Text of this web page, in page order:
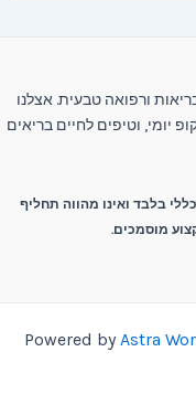
ורפואה טבעית. אצלנו
יומי, וטיפים לחיים בריאים
בלבד ואינו מהווה תחליף
מוסמכים.
Astra